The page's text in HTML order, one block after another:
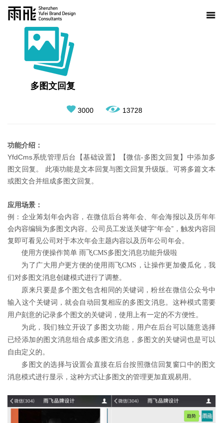
多图文回复
3000 13728
功能介绍：
YfdCms系统管理后台【基础设置】【微信-多图文回复】中添加多
图文回复。 此项功能是文本回复与图文回复升级版。可将多篇文本
或图文合并组成多图文回复。
应用场景：
例：企业筹划年会内容，在微信后台将年会、年会海报以及历年年
会内容编辑为多图文内容。公司员工发送关键字“年会”，触发内容回
复即可看见公司对于本次年会主题内容以及历年公司年会。
使用方便操作简单 雨飞CMS多图文消息功能升级啦
为了广大用户更方便的使用雨飞CMS，让操作更加傻瓜化，我
们对多图文消息创建模式进行了调整。
原来只要是多个图文包含相同的关键词，粉丝在微信公众号中
输入这个关键词，就会自动回复相应的多图文消息。这种模式需要
用户刻意的记录多个图文的关键词，使用上有一定的不方便性。
为此，我们独立开设了多图文功能，用户在后台可以随意选择
已经添加的图文消息组合成多图文消息，多图文的关键词也是可以
自由定义的。
多图文的选择与设置会直接在后台按照微信回复窗口中的图文
消息模式进行显示，这种方式让多图文的管理更加直观易用。